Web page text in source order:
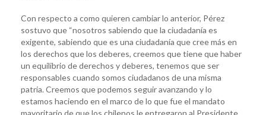
Con respecto a como quieren cambiar lo anterior, Pérez
sostuvo que “nosotros sabiendo que la ciudadanía es
exigente, sabiendo que es una ciudadanía que cree más en
los derechos que los deberes, creemos que tiene que haber
un equilibrio de derechos y deberes, tenemos que ser
responsables cuando somos ciudadanos de una misma
patria. Creemos que podemos seguir avanzando y lo
estamos haciendo en el marco de lo que fue el mandato
mayoritario de que los chilenos le entregaron al Presidente